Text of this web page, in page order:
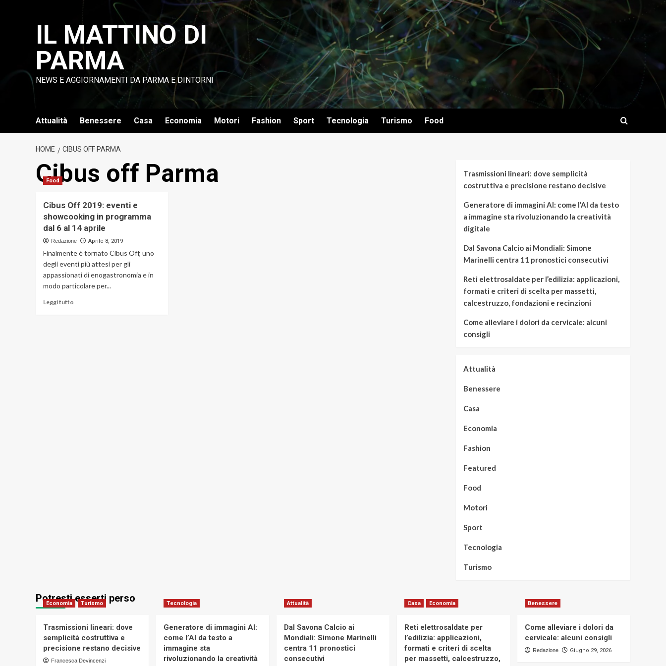
IL MATTINO DI
PARMA
NEWS E AGGIORNAMENTI DA PARMA E DINTORNI
Attualità Benessere Casa Economia Motori Fashion Sport Tecnologia Turismo Food
HOME CIBUS OFF PARMA
Cibus off Parma
Food
Cibus Off 2019: eventi e
showcooking in programma
dal 6 al 14 aprile
Redazione Aprile 8, 2019
Finalmente è tornato Cibus Off, uno
degli eventi più attesi per gli
appassionati di enogastronomia e in
modo particolare per...
Leggi tutto
Trasmissioni lineari: dove semplicità
costruttiva e precisione restano decisive
Generatore di immagini AI: come l’AI da testo
a immagine sta rivoluzionando la creatività
digitale
Dal Savona Calcio ai Mondiali: Simone
Marinelli centra 11 pronostici consecutivi
Reti elettrosaldate per l’edilizia: applicazioni,
formati e criteri di scelta per massetti,
calcestruzzo, fondazioni e recinzioni
Come alleviare i dolori da cervicale: alcuni
consigli
Attualità
Benessere
Casa
Economia
Fashion
Featured
Food
Motori
Sport
Tecnologia
Turismo
Potresti esserti perso
Economia Turismo
Trasmissioni lineari: dove
semplicità costruttiva e
precisione restano decisive
Francesca Devincenzi
Tecnologia
Generatore di immagini AI:
come l’AI da testo a
immagine sta
rivoluzionando la creatività
Attualità
Dal Savona Calcio ai
Mondiali: Simone Marinelli
centra 11 pronostici
consecutivi
Casa Economia
Reti elettrosaldate per
l’edilizia: applicazioni,
formati e criteri di scelta
per massetti, calcestruzzo,
Benessere
Come alleviare i dolori da
cervicale: alcuni consigli
Redazione Giugno 29, 2026